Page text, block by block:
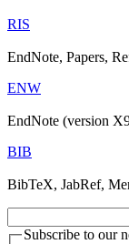
RIS
EndNote, Papers,
ENW
EndNote (version
BIB
BibTeX, JabRef,
Subscribe to our